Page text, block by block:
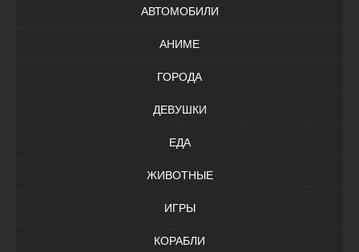
АВТОМОБИЛИ
АНИМЕ
ГОРОДА
ДЕВУШКИ
ЕДА
ЖИВОТНЫЕ
ИГРЫ
КОРАБЛИ